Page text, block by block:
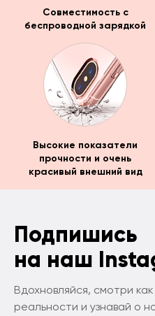
Совместимость с
беспроводной зарядкой
Высокие показатели
прочности и очень
красивый внешний вид
Подпишись
на наш
Вдохновляйся, смотри
реальности и узнавай о